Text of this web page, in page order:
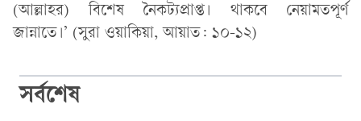
(আল্লাহর) বিশেষ নৈকট্যপ্রাপ্ত। থাকবে নেয়ামতপূর্ণ
জান্নাতে।’ (সুরা ওয়াকিয়া, আয়াত: ১০-১২)
সর্বশেষ